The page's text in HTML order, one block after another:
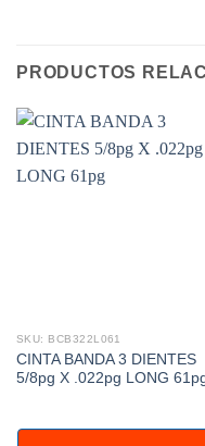
PRODUCTOS
SKU: BCB322L061
CINTA BANDA 3 DIENTES
5/8pg X .022pg LONG